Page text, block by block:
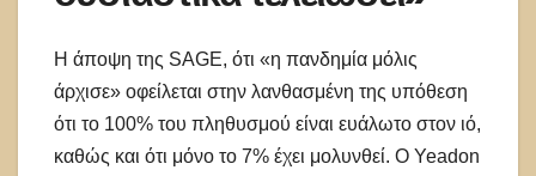
Η άποψη της SAGE, ότι «η πανδημία μόλις
άρχισε» οφείλεται στην λανθασμένη της υπόθεση
ότι το 100% του πληθυσμού είναι ευάλωτο στον ιό,
καθώς και ότι μόνο το 7% έχει μολυνθεί. Ο Yeadon